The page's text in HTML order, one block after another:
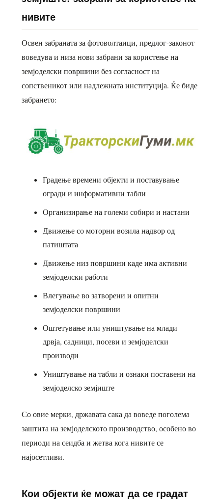
нивите
Освен забраната за фотоволтаици, предлог-законот
воведува и низа нови забрани за користење на
земјоделски површини без согласност на
сопственикот или надлежната институција. Ќе биде
забрането:
Градење времени објекти и поставување
огради и информативни табли
Организирање на големи собири и настани
Движење со моторни возила надвор од
патиштата
Движење низ површини каде има активни
земјоделски работи
Влегување во затворени и опитни
земјоделски површини
Оштетување или уништување на млади
дрвја, садници, посеви и земјоделски
производи
Уништување на табли и ознаки поставени на
земјоделско земјиште
Со овие мерки, државата сака да воведе поголема
заштита на земјоделското производство, особено во
периоди на сеидба и жетва кога нивите се
најосетливи.
Кои објекти ќе можат да се градат